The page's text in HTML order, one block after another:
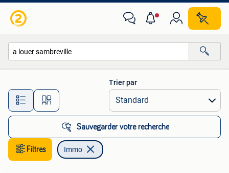
Toutes les distances…
Trier par
Sauvegarder votre recherche
Filtres Immo